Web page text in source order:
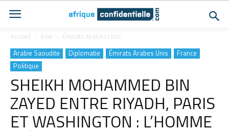
Accueil Asie Émirats Arabes Unis
Arabie Saoudite Diplomatie Émirats Arabes Unis
France
Politique
SHEIKH MOHAMMED BIN
ZAYED ENTRE RIYADH, PARIS
ET WASHINGTON : L’HOMME